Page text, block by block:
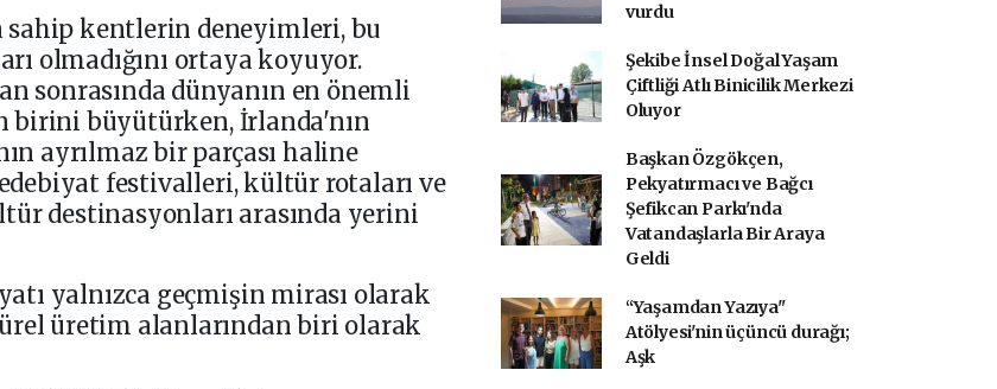
sahip kentlerin deneyimleri, bu
olmadığını ortaya koyuyor.
sonrasında dünyanın en önemli
birini büyütürken, İrlanda'nın
ayrılmaz bir parçası haline
festivalleri, kültür rotaları ve
destinasyonları arasında yerini
yalnızca geçmişin mirası olarak
üretim alanlarından biri olarak
vurdu
Şekibe İnsel Doğal Yaşam
Çiftliği Atlı Binicilik Merkezi
Oluyor
Başkan Özgökçen,
Pekyatırmacı ve Bağcı
Şefikcan Parkı'nda
Vatandaşlarla Bir Araya
Geldi
“Yaşamdan Yazıya"
Atölyesi'nin üçüncü durağı;
Aşk